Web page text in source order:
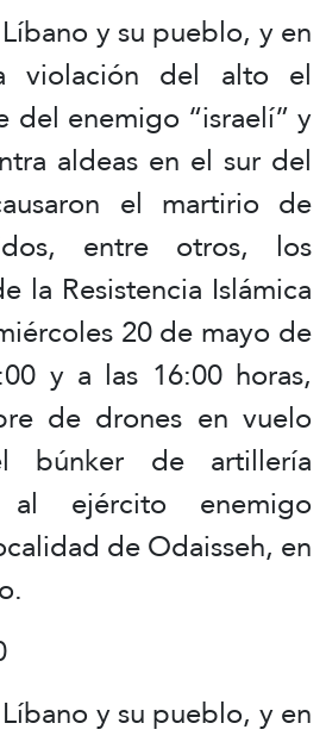
y su pueblo, y en
violación del alto el
enemigo “israelí” y
aldeas en el sur del
el martirio de
entre otros, los
la Resistencia Islámica
20 de mayo de
y a las 16:00 horas,
de drones en vuelo
búnker de artillería
al ejército enemigo
de Odaisseh, en
y su pueblo, y en